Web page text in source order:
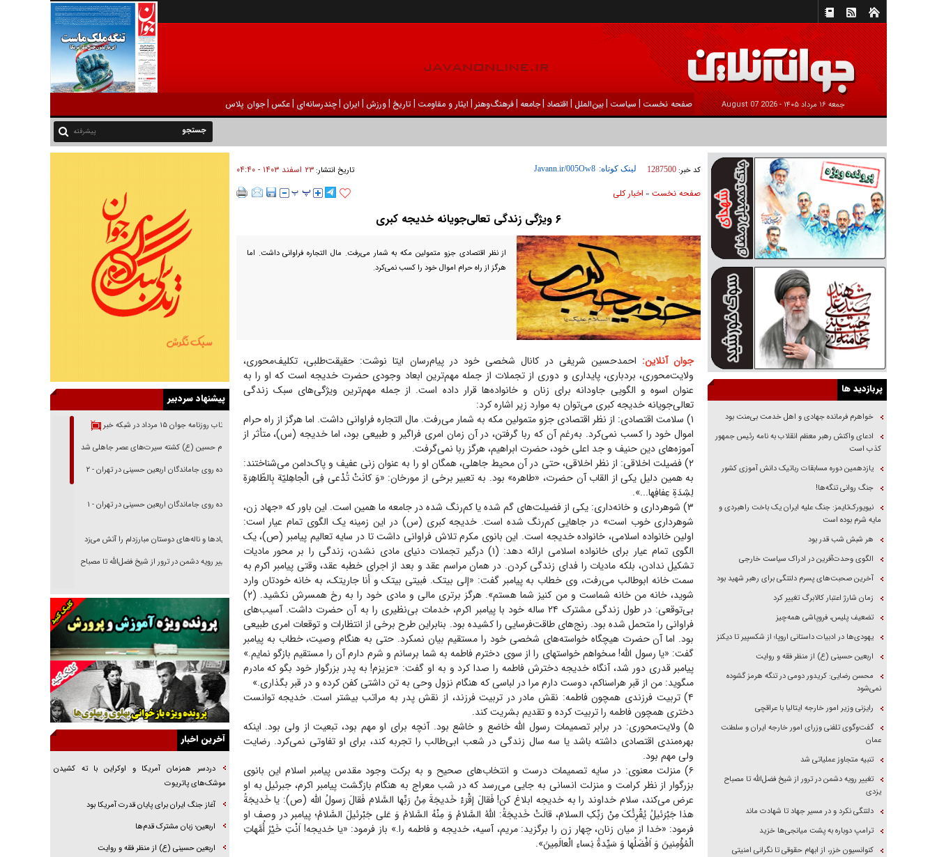
جمعه ۱۶ مرداد ۱۴۰۵ - 2026 August 07 صفحه نخست | سیاست |بين‌الملل | اقتصاد |جامعه |فرهنگ‌و‌هنر | ایثار و مقاومت |تاریخ |ورزش | ايران |چندرسانه‌ای |عکس |جوان پلاس
پیشرفته
کد خبر: 1287500 لینک کوتاه: تاریخ انتشار:۲۳ اسفند ۱۴۰۳ - ۰۴:۴۰
صفحه نخست» اخبار كلی
۶ ویژگی زندگی تعالی‌جویانه خدیجه کبری
از نظر اقتصادی جزو متمولین مکه به شمار می‌رفت. مال التجاره فراوانی داشت. اما
هرگز از راه حرام اموال خود را کسب نمی‌کرد.
جوان آنلاین: احمدحسین شریفی در کانال شخصی خود در پیام‌رسان ایتا نوشت: حقیقت‌طلبی، تکلیف‌محوری،
ولایت‌محوری، بردباری، پایداری و دوری از تجملات از جمله مهم‌ترین ابعاد وجودی حضرت خدیجه است که او را به
عنوان اسوه و الگویی جاودانه برای زنان و خانواده‌ها قرار داده است. از جمله مهم‌ترین ویژگی‌های سبک زندگی
تعالی‌جویانه خدیجه کبری می‌توان به موارد زیر اشاره کرد:
۱) سلامت اقتصادی: از نظر اقتصادی جزو متمولین مکه به شمار می‌رفت. مال التجاره فراوانی داشت. اما هرگز از راه حرام
اموال خود را کسب نمی‌کرد. به‌رغم آن که ربا گرفتن، در آن زمان امری فراگیر و طبیعی بود، اما خدیجه (س)، متأثر از
آموزه‌های دین حنیف و جد اعلی خود، حضرت ابراهیم، هرگز ربا نمی‌گرفت.
۲) فضیلت اخلاقی: از نظر اخلاقی، حتی در آن محیط جاهلی، همگان او را به عنوان زنی عفیف و پاک‌دامن می‌شناختند:
به همین دلیل یکی از القاب آن حضرت، «طاهره» بود. به تعبیر برخی از مورخان: «وَ کانَتْ تُدْعى فِى الْجاهِلیّة بِالطّاهِرَةِ
لِشِدَةِ عِفافِها...».
۳) شوهرداری و خانه‌داری: یکی از فضیلت‌های گم شده یا کم‌رنگ شده در جامعه ما همین است. این باور که «جهاد زن،
شوهرداری خوب است» در جا‌هایی کم‌رنگ شده است. خدیجه کبری (س) در این زمینه یک الگوی تمام عیار است:
اولین خانواده اسلامی، خانواده خدیجه است. این بانوی مکرم تلاش فراوانی داشت تا در سایه تعالیم پیامبر (ص)، یک
الگوی تمام عیار برای خانواده اسلامی ارائه دهد: (۱) درگیر تجملات دنیای مادی نشدن، زندگی را بر محور مادیات
تشکیل ندادن، بلکه مادیات را فدای زندگی کردن. در همان مراسم عقد و بعد از اجرای خطبه عقد، وقتی پیامبر اکرم به
سمت خانه ابوطالب می‌رفت، وی خطاب به پیامبر گفت: «إلی بیتک. فبیتی بیتک و أنا جاریتک، به خانه خودتان وارد
شوید، خانه من خانه شماست و من کنیز شما هستم». هرگز برتری مالی و مادی خود را به رخ همسرش نکشید. (۲)
بی‌توقعی: در طول زندگی مشترک ۲۴ ساله خود با پیامبر اکرم، خدمات بی‌نظیری را به آن حضرت داشت. آسیب‌های
فراوانی را متحمل شده بود. رنج‌های طاقت‌فرسایی را کشیده بود. بنابراین طرح برخی از انتظارات و توقعات امری طبیعی
بود. اما آن حضرت هیچ‏گاه خواسته‌هاى شخصى خود را مستقیم بیان نمى‏کرد. حتی به هنگام وصیت، خطاب به پیامبر
گفت: «یا رسول‏ الله! مى‏خواهم خواسته‏اى را از سوی دخترم فاطمه به شما برسانم و شرم دارم آن را مستقیم بازگو نمایم.»
پیامبر قدری دور شد، آنگاه خدیجه دخترش فاطمه را صدا کرد و به او گفت: «عزیزم! به پدر بزرگوار خود بگو که مادرم
مى‏گوید: من از قبر هراسناکم، دوست دارم مرا در لباسى که هنگام نزول وحى به تن داشتى کفن کرده و در قبر بگذارى.»
۴) تربیت فرزندی همچون فاطمه: نقش مادر در تربیت فرزند، از نقش پدر به مراتب بیشتر است. خدیجه توانست
دختری همچون فاطمه را تربیت کرده و تقدیم بشریت کند.
۵) ولایت‌محوری: در برابر تصمیمات رسول الله خاضع و خاشع بود. آنچه برای او مهم بود، تبعیت از ولی بود. اینکه
بهره‌مندی اقتصادی داشته باشد یا سه سال زندگی در شعب ابی‌طالب را تجربه کند، برای او تفاوتی نمی‌کرد. رضایت
ولی مهم بود.
۶) منزلت معنوی: در سایه تصمیمات درست و انتخاب‌های صحیح و به برکت وجود مقدس پیامبر اسلام این بانوی
بزرگوار از نظر کرامت و منزلت انسانی به جایی می‌رسد که در شب معراج به هنگام بازگشت پیامبر اکرم، جبرئیل به او
عرض می‌کند، سلام خداوند را به خدیجه ابلاغ کن! فَقالَ إقْرَءْ خَدیجَةَ مِنْ رَبِّها السَّلامَ فَقالَ رَسولُ الله (ص): یا خَدیجَةُ
هذا جَبْرَئیلُ یُقْرِئُکَ مِنْ رَبِّکِ السلامَ، قالَتْ خَدیجَةُ: اللهُ السَّلامُ وَ مِنْهُ السَّلامُ وَ عَلی جَبْرئیلَ السَّلامُ؛ پیامبر در وصف او
فرمود: «خدا از میان زنان، چهار زن را برگزید: مریم، آسیه، خدیجه و فاطمه را.» باز فرمود: «یا خدیجه! اَنْتِ خَیْرُ أُمَّهاتِ
الْمُؤْمِنینَ وَ اَفْضَلُها وَ سَیِّدةُ نِساءِ الْعالَمِینَ».
پربازدید ها
خواهرم فرمانده جهادی و اهل خدمت بی‌منت بود
ادعای واکنش رهبر معظم انقلاب به نامه رئیس جمهور
کذب است
یازدهمین دوره مسابقات رباتیک دانش آموزی کشور
جنگ روانی تنگه‌ها!
نیویورک‌تایمز: جنگ علیه ایران یک باخت راهبردی و
مایه شرم بوده است
هر شبش شب قدر بود
الگوی وحدت‌آفرین در ادراک سیاست خارجی
آخرین صحبت‌های پسرم دلتنگی برای رهبر شهید بود
زمان شارژ اعتبار کالابرگ تغییر کرد
تضعیف پلیس، فروپاشی همه‌چیز
یهودی‌ها در ادبیات داستانی اروپا؛ از شکسپیر تا دیکنز
اربعین حسینی (ع) از منظر فقه و روایت
محسن رضایی: کریدور دومی در تنگه هرمز گشوده
نمی‌شود
رایزنی وزیر امور خارجه ایتالیا با عراقچی
گفت‌وگوی تلفنی وزرای امور خارجه ایران و سلطنت
عمان
تنبیه متجاوز عملیاتی شد
تغییر رویه دشمن در ترور از شیخ فضل‌الله تا مصباح
یزدی
دلتنگی نکرد و در مسیر جهاد تا شهادت ماند
ترامپ دوباره به پشت میانجی‌ها خزید
کنوانسیون خزر، از ابهام حقوقی تا نگرانی امنیتی
پیشنهاد سردبیر
بازتاب روزنامه جوان ۱۵ مرداد در شبکه خبر
امام حسین (ع) کشته سیرت‌های عصر جاهلی شد
پیاده روی جاماندگان اربعین حسینی در تهران - ۲
پیاده روی جاماندگان اربعین حسینی در تهران - ۱
فریاد‌ها و ناله‌های دوستان مبارزدلم را آتش می‌زد
تغییر رویه دشمن در ترور از شیخ فضل‌الله تا مصباح
خرید قسطی اولش خنده و آخرش گریه است!
فوتبال و آن «بالا»!
راهبرد غافلگیری با نسل جدید پهپاد‌ها
جنجال پزشکان تقلبی در صنعت زیبایی
یهودی‌ها در ادبیات داستانی اروپا؛ از شکسپیر تا
دیکنز
گفت‌وگو با خواهر یکی از شهدای جنگ رمضان/
خواهرم فرمانده جهادی و اهل خدمت بی‌منت بود
بگنجد!
برابر یورش به پاسگاه‌های پلیس
تحلیل ابعاد پیام رهبر انقلاب به حزب‌الله/ مقاومت
آخرین اخبار
دردسر همزمان آمریکا و اوکراین با ته کشیدن
موشک‌های پاتریوت
آغاز جنگ ایران برای پایان قدرت آمریکا بود
اربعین؛ زبان مشترک قدم‌ها
اربعین حسینی (ع) از منظر فقه و روایت